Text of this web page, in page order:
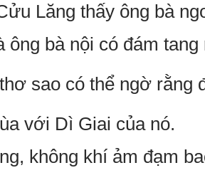
Lăng thấy ông bà
ông bà nội có đám tang
sao có thể ngờ rằng
với Dì Giai của nó.
không khí ảm đạm